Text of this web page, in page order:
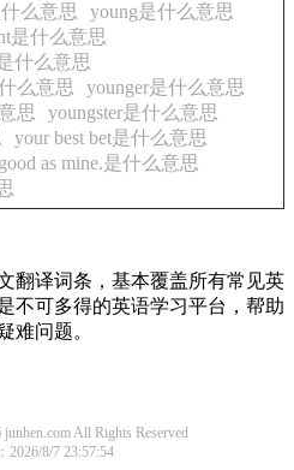
么意思
young是什么意思
是什么意思
什么意思
么意思
younger是什么意思
思
youngster是什么意思
your best bet是什么意思
as mine.是什么意思
翻译词条，基本覆盖所有常见英
不可多得的英语学习平台，帮助
难问题。
All Rights Reserved
2026/8/7 23:57:54